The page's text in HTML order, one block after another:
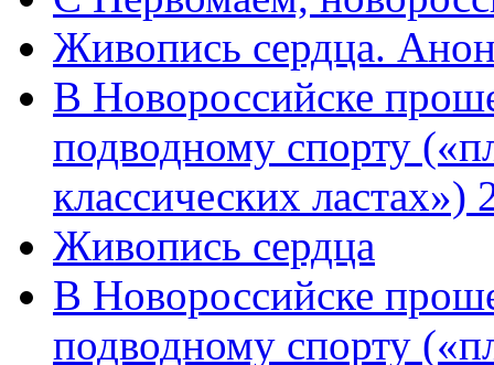
Живопись сердца.
В Новороссийске
подводному спорту
классических
Живопись сердца
В Новороссийске
подводному спорту